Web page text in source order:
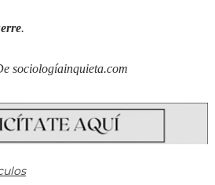
.
sociologíainquieta.com